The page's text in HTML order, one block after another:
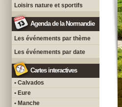
Loisirs nature et sportifs
Agenda de la Normandie
Les événements par thème
Les événements par date
Cartes interactives
• Calvados
• Eure
• Manche